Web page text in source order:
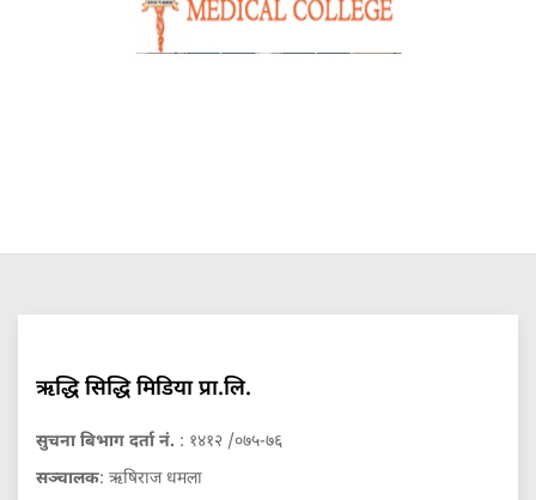
ऋद्धि सिद्धि मिडिया प्रा.लि.
सुचना बिभाग दर्ता नं. : १४१२ /०७५-७६
सञ्चालक: ऋषिराज धमला